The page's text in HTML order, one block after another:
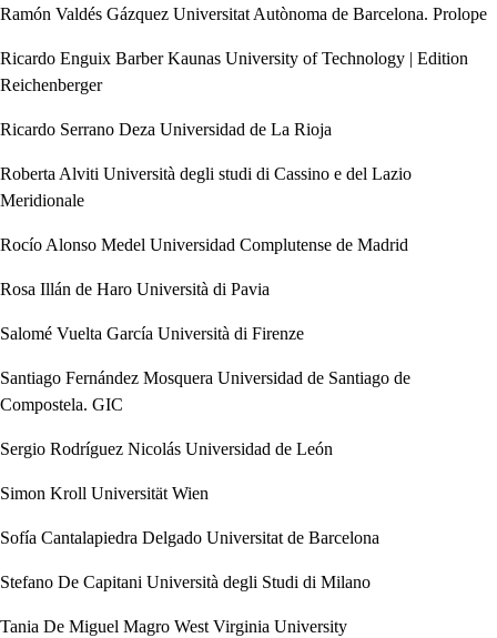
Ramón Valdés Gázquez Universitat Autònoma de Barcelona. Prolope
Ricardo Enguix Barber Kaunas University of Technology | Edition
Reichenberger
Ricardo Serrano Deza Universidad de La Rioja
Roberta Alviti Università degli studi di Cassino e del Lazio
Meridionale
Rocío Alonso Medel Universidad Complutense de Madrid
Rosa Illán de Haro Università di Pavia
Salomé Vuelta García Università di Firenze
Santiago Fernández Mosquera Universidad de Santiago de
Compostela. GIC
Sergio Rodríguez Nicolás Universidad de León
Simon Kroll Universität Wien
Sofía Cantalapiedra Delgado Universitat de Barcelona
Stefano De Capitani Università degli Studi di Milano
Tania De Miguel Magro West Virginia University